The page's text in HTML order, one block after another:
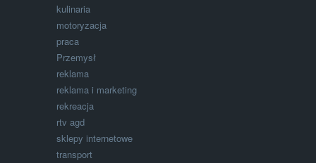
kulinaria
motoryzacja
praca
Przemysł
reklama
reklama i marketing
rekreacja
rtv agd
sklepy internetowe
transport